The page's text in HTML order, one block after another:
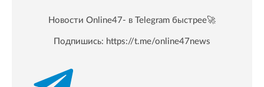
Новости Online47- в Telegram быстрее🚀
Подпишись: https://t.me/online47news